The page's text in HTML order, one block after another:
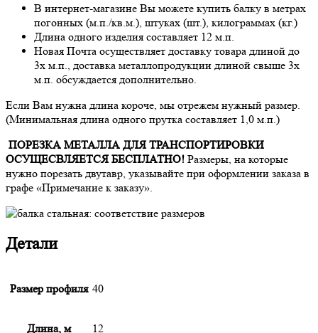
В интернет-магазине Вы можете купить балку в метрах
погонных (м.п./кв.м.), штуках (шт.), килограммах (кг.)
Длина одного изделия составляет 12 м.п.
Новая Почта осуществляет доставку товара длиной до
3х м.п., доставка металлопродукции длиной свыше 3х
м.п. обсуждается дополнительно.
Если Вам нужна длина короче, мы отрежем нужный размер.
(Минимальная длина одного прутка составляет 1,0 м.п.)
ПОРЕЗКА МЕТАЛЛА ДЛЯ ТРАНСПОРТИРОВКИ
ОСУЩЕСВЛЯЕТСЯ БЕСПЛАТНО! Размеры, на которые
нужно порезать двутавр, указывайте при оформлении заказа в
графе «Примечание к заказу».
Детали
Размер профиля 40
Длина, м 12